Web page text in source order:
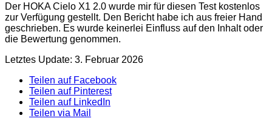
Der HOKA Cielo X1 2.0 wurde mir für diesen Test kostenlos
zur Verfügung gestellt. Den Bericht habe ich aus freier Hand
geschrieben. Es wurde keinerlei Einfluss auf den Inhalt oder
die Bewertung genommen.
Letztes Update: 3. Februar 2026
Teilen auf Facebook
Teilen auf Pinterest
Teilen auf LinkedIn
Teilen via Mail